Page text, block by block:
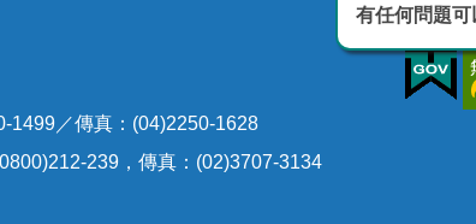
1499／傳真：(04)2250-1628
239，傳真：(02)3707-3134
有任何問題